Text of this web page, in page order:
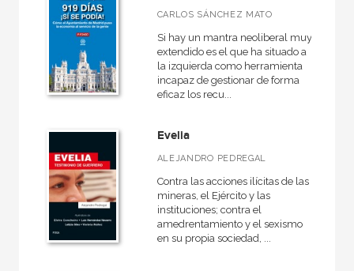
CARLOS SÁNCHEZ MATO
Si hay un mantra neoliberal muy
extendido es el que ha situado a
la izquierda como herramienta
incapaz de gestionar de forma
eficaz los recu...
Evelia
ALEJANDRO PEDREGAL
Contra las acciones ilícitas de las
mineras, el Ejército y las
instituciones; contra el
amedrentamiento y el sexismo
en su propia sociedad, ...